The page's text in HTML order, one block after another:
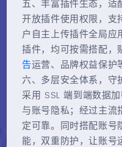
五、丰富插件生态，适
开放插件使用权限，支
户自主上传插件全局应
插件，均可按需搭配
告运营、品牌权益保护
六、多层安全体系，守
采用 SSL 端到端数据
与账号隐私；经过主流
定可靠。同时搭配账号
能，双重防护，让账号